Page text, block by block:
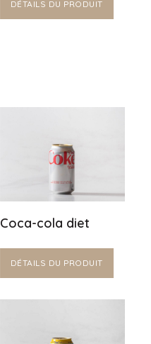
DÉTAILS DU PRODUIT
Coca-cola diet
DÉTAILS DU PRODUIT